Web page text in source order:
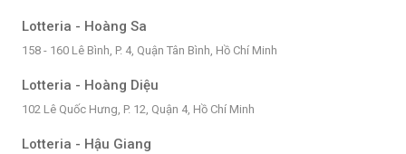
Lotteria - Hoàng Sa
158 - 160 Lê Bình, P. 4, Quận Tân Bình, Hồ Chí Minh
Lotteria - Hoàng Diệu
102 Lê Quốc Hưng, P. 12, Quận 4, Hồ Chí Minh
Lotteria - Hậu Giang